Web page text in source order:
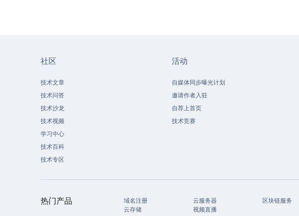
社区
技术文章
技术问答
技术沙龙
技术视频
学习中心
技术百科
技术专区
活动
自媒体同步曝光计划
邀请作者入驻
自荐上首页
技术竞赛
热门产品 域名注册 云服务器 区块链服务
云存储
视频直播